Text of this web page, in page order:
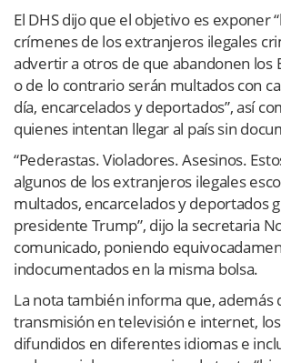
El DHS dijo que el objetivo es exponer
crímenes de los extranjeros ilegales
advertir a otros de que abandonen los
o de lo contrario serán multados con
día, encarcelados y deportados”, así
quienes intentan llegar al país sin
“Pederastas. Violadores. Asesinos.
algunos de los extranjeros ilegales
multados, encarcelados y deportados
presidente Trump”, dijo la secretaria
comunicado, poniendo
indocumentados en la misma bolsa.
La nota también informa que, además
transmisión en televisión e internet,
difundidos en diferentes idiomas e